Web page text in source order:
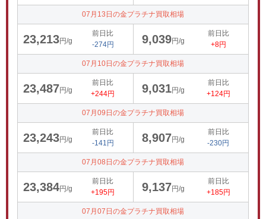
07月13日の金プラチナ買取相場
23,213円/g
前日比
-274円
9,039円/g
前日比
+8円
07月10日の金プラチナ買取相場
23,487円/g
前日比
+244円
9,031円/g
前日比
+124円
07月09日の金プラチナ買取相場
23,243円/g
前日比
-141円
8,907円/g
前日比
-230円
07月08日の金プラチナ買取相場
23,384円/g
前日比
+195円
9,137円/g
前日比
+185円
07月07日の金プラチナ買取相場